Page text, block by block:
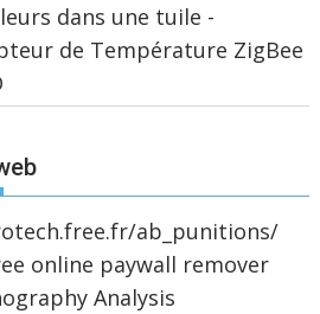
dans une tuile -
de Température ZigBee
ab_punitions/
online paywall remover
Analysis